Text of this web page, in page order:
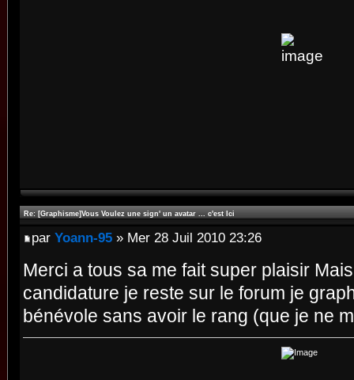
Re: [Graphisme]Vous Voulez une sign' un avatar ... c'est Ici
par Yoann-95 » Mer 28 Juil 2010 23:26
Merci a tous sa me fait super plaisir
candidature je reste sur le forum je
bénévole sans avoir le rang (que je ne